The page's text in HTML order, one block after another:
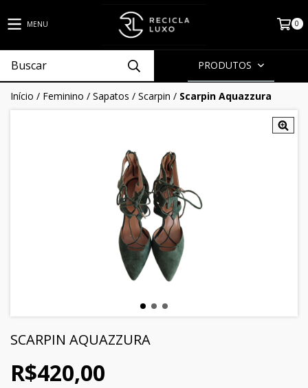
MENU 0
PRODUTOS
Início / Feminino / Sapatos / Scarpin / Scarpin Aquazzura
SCARPIN AQUAZZURA
R$420,00